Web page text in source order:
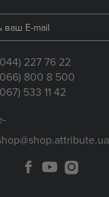
227 76 22
800 8 500
533 11 42